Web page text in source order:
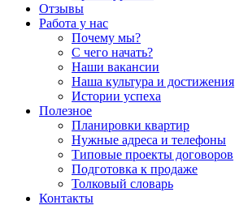
Отзывы
Работа у нас
Почему мы?
С чего начать?
Наши вакансии
Наша культура и достижения
Истории успеха
Полезное
Планировки квартир
Нужные адреса и телефоны
Типовые проекты договоров
Подготовка к продаже
Толковый словарь
Контакты